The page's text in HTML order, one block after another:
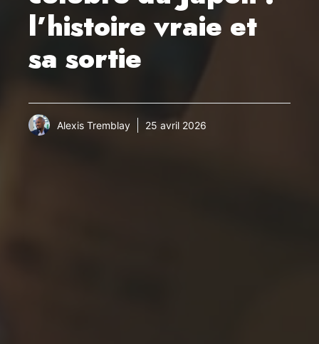
l’histoire vraie et
sa sortie
Alexis Tremblay 25 avril 2026